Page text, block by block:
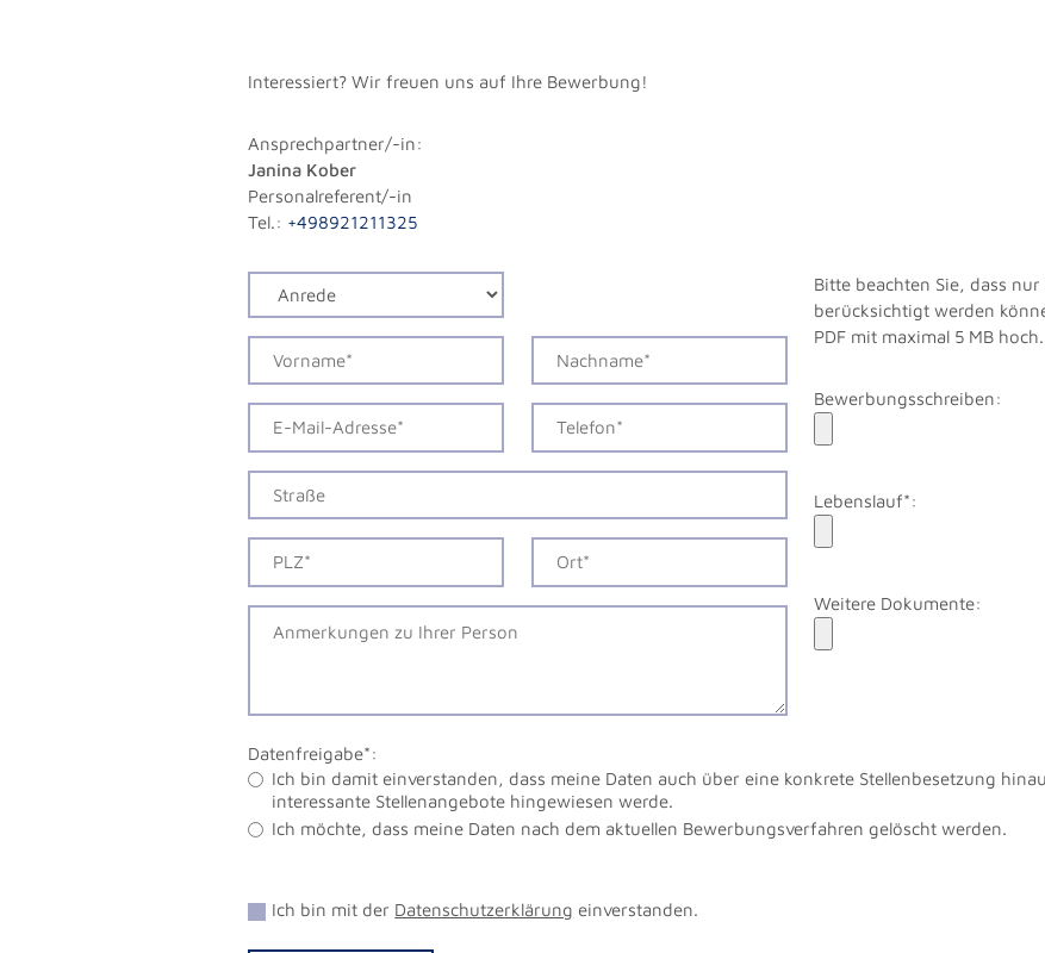
Interessiert? Wir freuen uns auf Ihre Bewerbung!
Ansprechpartner/-in:
Janina Kober
Personalreferent/-in
Tel.: +498921211325
Bitte beachten Sie, dass
berücksichtigt werden
PDF mit maximal 5 MB hoch.
Bewerbungsschreiben:
Lebenslauf*:
Weitere Dokumente:
Datenfreigabe*:
Ich bin damit einverstanden, dass meine Daten auch über eine konkrete Stellenbesetzung
interessante Stellenangebote hingewiesen werde.
Ich möchte, dass meine Daten nach dem aktuellen Bewerbungsverfahren gelöscht werden.
Ich bin mit der Datenschutzerklärung einverstanden.